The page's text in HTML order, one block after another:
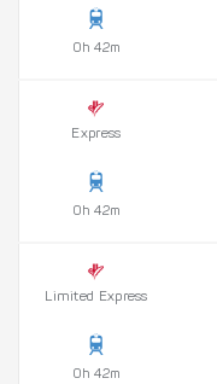
0h 42m
Express
0h 42m
Limited Express
0h 42m